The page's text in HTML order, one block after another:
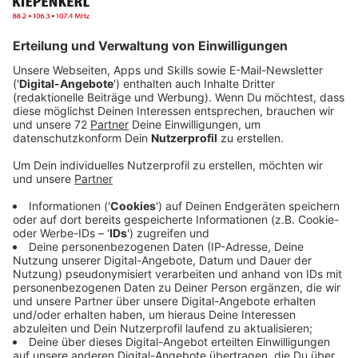
Anzeige
Das Festivaljahr war für Alle Farben ein voller Erfolg.
Ein Sommer gespickt mit einem Auftritt nach dem
anderen in Deutschland und Europa. Aber auch in der
dunklen Jahreszeit werden die Turntables bei Frans
neue Gigs vor der Tür. Und dann wäre da auch noch das
Popmusiker Moss Kena aus London ist seine neue
Single "Forgot How To Love" auf den Markt
gekommen. Die bringt er zum Interview mit unserer
Kollegin Laura Potting mit ins Studio. Das Interview
hört ihr anschließend hier.
Anzeige